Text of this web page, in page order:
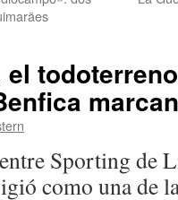
Sporting de
como una de